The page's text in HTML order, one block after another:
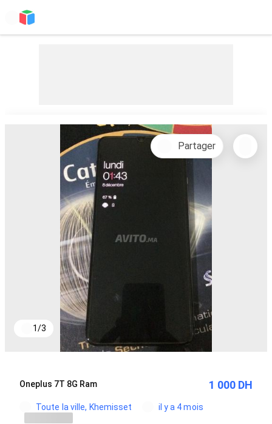
1/3
Partager
Oneplus 7T 8G Ram 1 000 DH
Toute la ville, Khemisset il y a 4 mois